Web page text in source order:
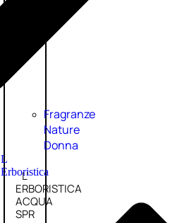
Fragranze
Nature
Donna
L
Erboristica
L’
ERBORISTICA
ACQUA
SPR